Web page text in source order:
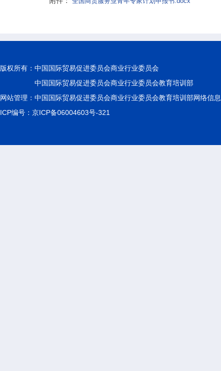
版权所有： 中国国际贸易促进委员会商业行业委员会
中国国际贸易促进委员会商业行业委员会教育培训部
网站管理：中国国际贸易促进委员会商业行业委员会教育培训部网络信
ICP编号：京ICP备06004603号-321